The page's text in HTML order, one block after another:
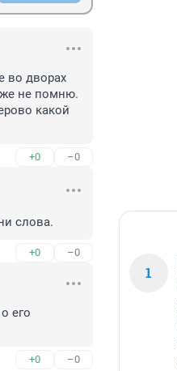
во дворах
не помню.
какой
+0 –0
слова.
+0 –0
его
+0 –0
1